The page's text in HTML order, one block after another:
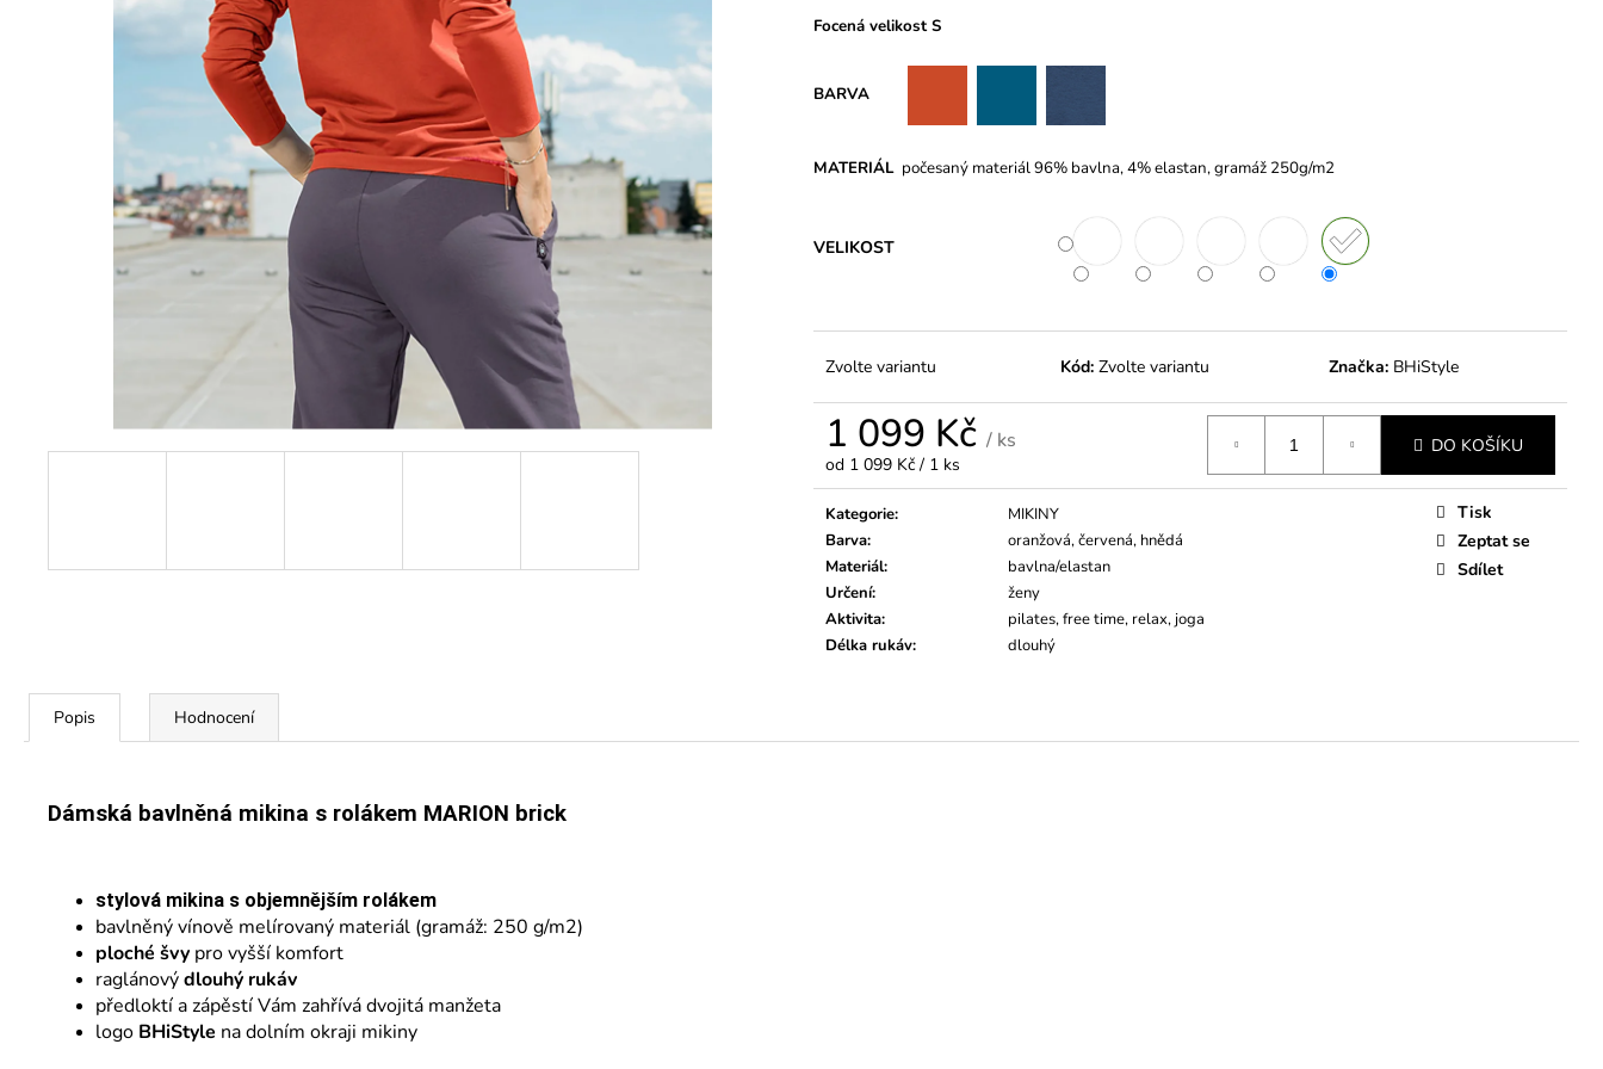
Focená velikost S
BARVA
MATERIÁL počesaný materiál 96% bavlna, 4% elastan, gramáž 250g/m2
VELIKOST
Zvolte variantu Kód: Zvolte variantu Značka: BHiStyle
1 099 Kč / ks
Měrná
cena:
od 1 099 Kč / 1 ks
DO KOŠÍKU
Kategorie:
MIKINY
Barva:
oranžová, červená, hnědá
Materiál:
bavlna/elastan
Určení:
ženy
Aktivita:
pilates, free time, relax, joga
Délka rukáv: dlouhý
Tisk
Zeptat se
Sdílet
Popis Hodnocení
Dámská bavlněná mikina s rolákem MARION brick
stylová mikina s objemnějším rolákem
bavlněný vínově melírovaný materiál (gramáž: 250 g/m2)
ploché švy pro vyšší komfort
raglánovýdlouhý rukáv
předloktí a zápěstí Vám zahřívá dvojitá manžeta
logo BHiStyle na dolním okraji mikiny
899 Kč
299 Kč